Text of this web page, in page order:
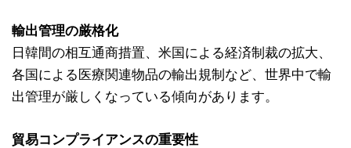
輸出管理の厳格化
日韓間の相互通商措置、米国による経済制裁の拡大、
各国による医療関連物品の輸出規制など、世界中で輸
出管理が厳しくなっている傾向があります。
貿易コンプライアンスの重要性